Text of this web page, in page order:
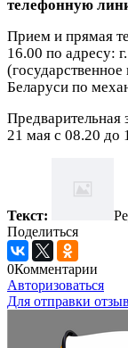
телефонную
Прием и прямая
16.00 по адресу:
Беларуси по
Предварительная
21 мая с 08.20 до
Текст:
Поделиться
0Комментарии
Авторизоваться
Для отправки